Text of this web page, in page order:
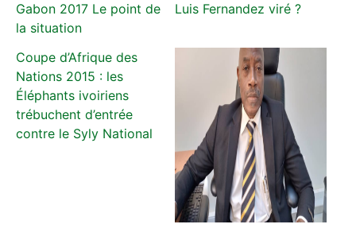
Gabon 2017 Le point de
la situation
Luis Fernandez viré ?
Coupe d’Afrique des
Nations 2015 : les
Éléphants ivoiriens
trébuchent d’entrée
contre le Syly National